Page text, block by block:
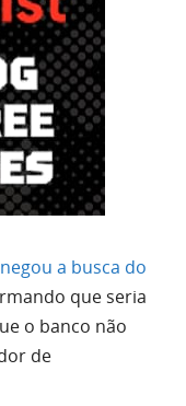
a busca do
que seria
o banco não
de